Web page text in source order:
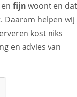
en fijn woont en dat
Daarom helpen wij
kost niks
en advies van